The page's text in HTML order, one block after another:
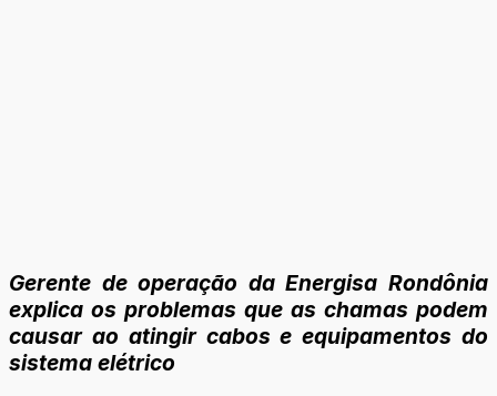
Gerente de operação da Energisa Rondônia
explica os problemas que as chamas podem
causar ao atingir cabos e equipamentos do
sistema elétrico